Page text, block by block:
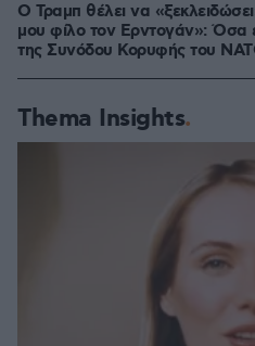
Ο Τραμπ θέλει να
μου φίλο τον Ερντογάν»: Όσα
της Συνόδου Κορυφής του
Thema Insights